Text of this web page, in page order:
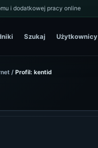
i dodatkowej pracy online
Szukaj Użytkownicy
/ Profil: kentid